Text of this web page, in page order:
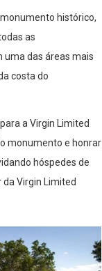
histórico,
as
uma das áreas mais
costa do
a Virgin Limited
monumento e honrar
hóspedes de
Virgin Limited